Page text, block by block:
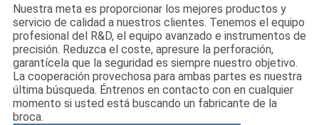
Nuestra meta es proporcionar los mejores productos y
servicio de calidad a nuestros clientes. Tenemos el equipo
profesional del R&D, el equipo avanzado e instrumentos de
precisión. Reduzca el coste, apresure la perforación,
garantícela que la seguridad es siempre nuestro objetivo.
La cooperación provechosa para ambas partes es nuestra
última búsqueda. Éntrenos en contacto con en cualquier
momento si usted está buscando un fabricante de la
broca.